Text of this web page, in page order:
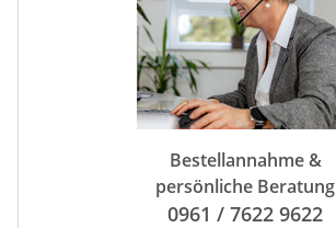
Bestellannahme &
persönliche Beratung
0961 / 7622 9622